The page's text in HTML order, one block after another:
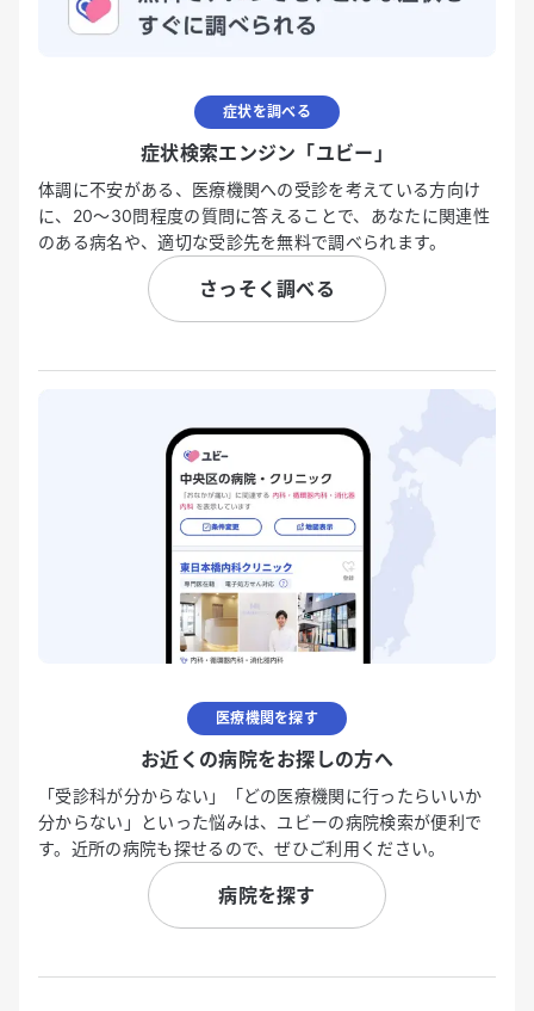
症状を調べる
症状検索エンジン「ユビー」
体調に不安がある、医療機関への受診を考えている方向け
に、20〜30問程度の質問に答えることで、あなたに関連性
のある病名や、適切な受診先を無料で調べられます。
さっそく調べる
医療機関を探す
お近くの病院をお探しの方へ
「受診科が分からない」「どの医療機関に行ったらいいか
分からない」といった悩みは、ユビーの病院検索が便利で
す。近所の病院も探せるので、ぜひご利用ください。
病院を探す